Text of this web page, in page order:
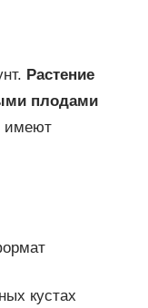
Растение
плодами
имеют
кустах